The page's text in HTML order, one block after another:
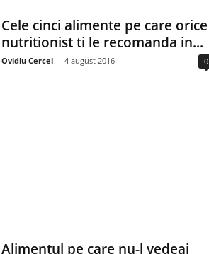
Cele cinci alimente pe care orice
nutritionist ti le recomanda in...
Ovidiu Cercel - 4 august 2016 0
Alimentul pe care nu-l vedeai